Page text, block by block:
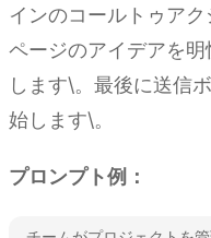
インのコールトゥア
ページのアイデアを
します\。最後に送信
始します\。
プロンプト例：